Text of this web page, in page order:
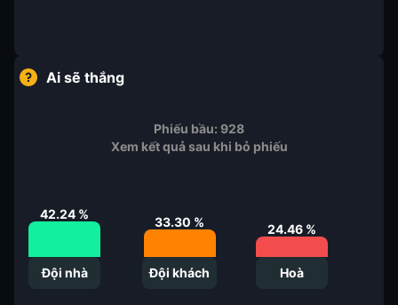
Ai sẽ thắng
Phiếu bầu: 928
Xem kết quả sau khi bỏ phiếu
42.24 %
Đội nhà
33.30 %
Đội khách
24.46 %
Hoà